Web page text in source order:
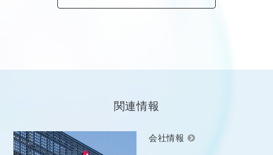
関連情報
会社情報